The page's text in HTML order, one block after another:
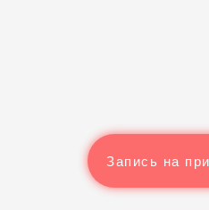
Запись на